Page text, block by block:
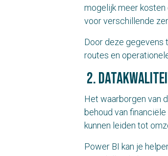
mogelijk meer kosten
voor verschillende
Door deze gegevens
routes en
2.
Het waarborgen van
behoud van
kunnen leiden tot
Power BI kan je